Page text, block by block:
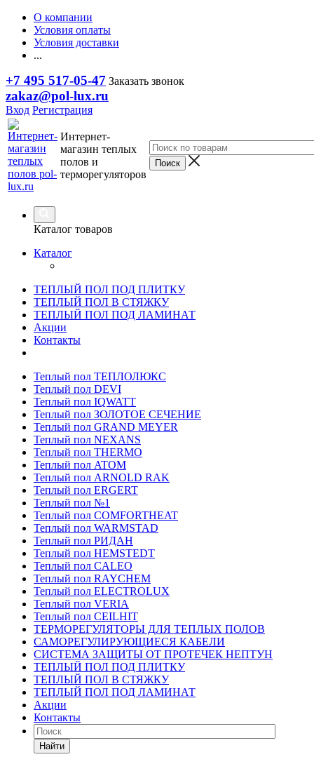
О компании
Условия оплаты
Условия доставки
...
+7 495 517-05-47 Заказать звонок
zakaz@pol-lux.ru
Вход Регистрация
Интернет-
магазин теплых
полов и
терморегуляторов
Каталог товаров
Каталог
ТЕПЛЫЙ ПОЛ ПОД ПЛИТКУ
ТЕПЛЫЙ ПОЛ В СТЯЖКУ
ТЕПЛЫЙ ПОЛ ПОД ЛАМИНАТ
Акции
Контакты
Теплый пол ТЕПЛОЛЮКС
Теплый пол DEVI
Теплый пол IQWATT
Теплый пол ЗОЛОТОЕ СЕЧЕНИЕ
Теплый пол GRAND MEYER
Теплый пол NEXANS
Теплый пол THERMO
Теплый пол ATOM
Теплый пол ARNOLD RAK
Теплый пол ERGERT
Теплый пол №1
Теплый пол COMFORTHEAT
Теплый пол WARMSTAD
Теплый пол РИДАН
Теплый пол HEMSTEDT
Теплый пол CALEO
Теплый пол RAYCHEM
Теплый пол ELECTROLUX
Теплый пол VERIA
Теплый пол CEILHIT
ТЕРМОРЕГУЛЯТОРЫ ДЛЯ ТЕПЛЫХ ПОЛОВ
САМОРЕГУЛИРУЮЩИЕСЯ КАБЕЛИ
СИСТЕМА ЗАЩИТЫ ОТ ПРОТЕЧЕК НЕПТУН
ТЕПЛЫЙ ПОЛ ПОД ПЛИТКУ
ТЕПЛЫЙ ПОЛ В СТЯЖКУ
ТЕПЛЫЙ ПОЛ ПОД ЛАМИНАТ
Акции
Контакты
Найти